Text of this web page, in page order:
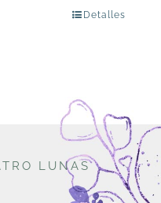
Detalles
LUNAS